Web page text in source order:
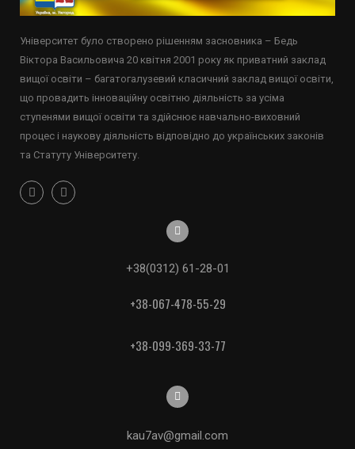
Університет було створено рішенням засновника – Бедь
Віктора Васильовича 20 квітня 2001 року як приватний заклад
вищої освіти – багатогалузевий класичний заклад вищої освіти,
що провадить інноваційну освітню діяльність за усіма
ступенями вищої освіти та здійснює навчально-виховний
процес і наукову діяльність відповідно до українських законів
та Статуту Університету.
+38(0312) 61-28-01
+38-067-478-55-29
+38-099-369-33-77
kau7av@gmail.com